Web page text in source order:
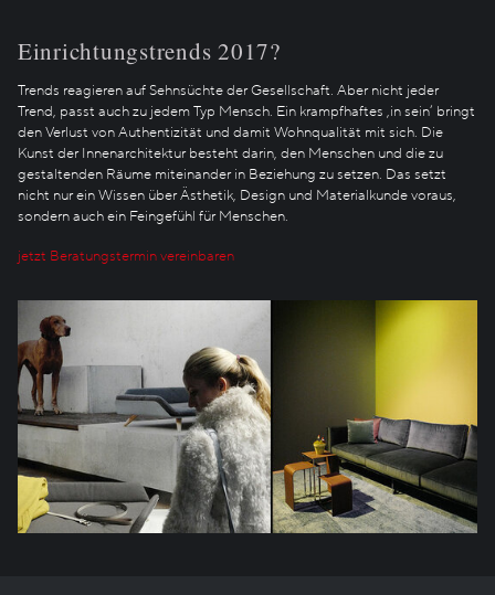
Einrichtungstrends 2017?
Trends reagieren auf Sehnsüchte der Gesellschaft. Aber nicht jeder
Trend, passt auch zu jedem Typ Mensch. Ein krampfhaftes ‚in sein‘ bringt
den Verlust von Authentizität und damit Wohnqualität mit sich. Die
Kunst der Innenarchitektur besteht darin, den Menschen und die zu
gestaltenden Räume miteinander in Beziehung zu setzen. Das setzt
nicht nur ein Wissen über Ästhetik, Design und Materialkunde voraus,
sondern auch ein Feingefühl für Menschen.
jetzt Beratungstermin vereinbaren